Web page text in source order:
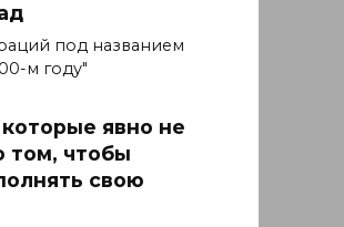
под названием
м году"
которые явно не
том, чтобы
свою